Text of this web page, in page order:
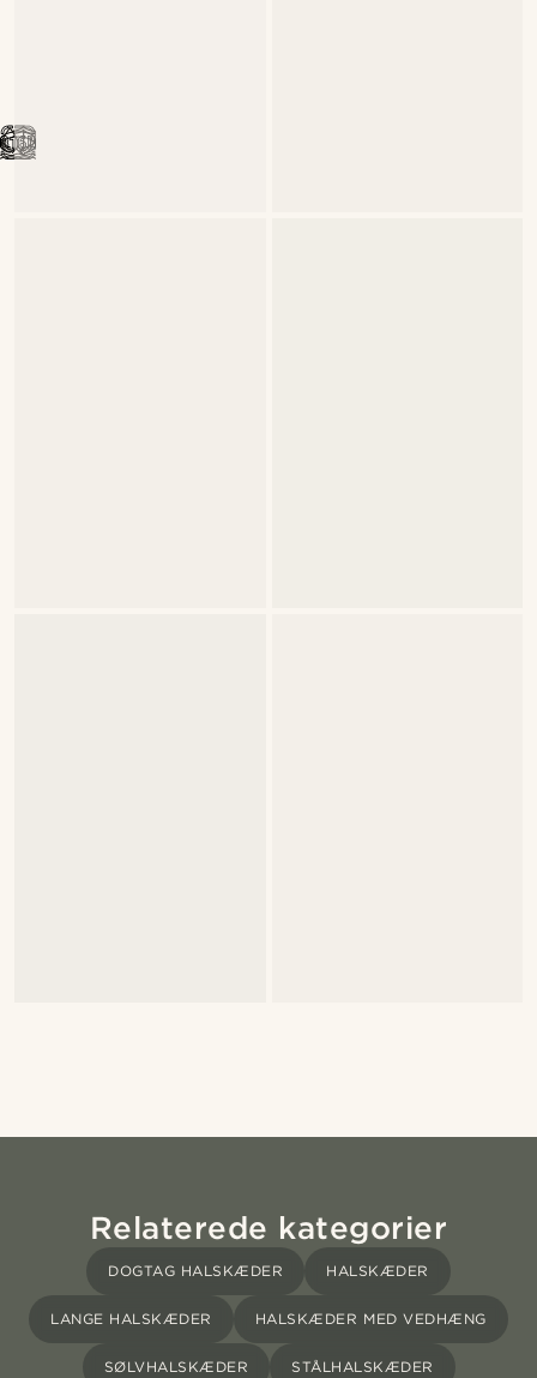
Relaterede kategorier
DOGTAG HALSKÆDER HALSKÆDER
LANGE HALSKÆDER HALSKÆDER MED VEDHÆNG
SØLVHALSKÆDER STÅLHALSKÆDER